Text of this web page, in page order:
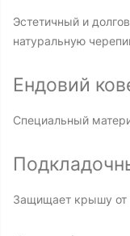
Эстетичный и
натуральную
Ендовий
Специальный
Защищает крышу от